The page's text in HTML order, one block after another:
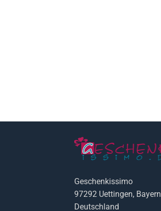
Geschenkissimo
97292 Uettingen, Bayern
Deutschland